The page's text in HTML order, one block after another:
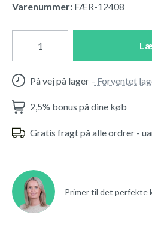
Varenummer: FÆR-12408
På vej på lager - Forventet
2,5% bonus på dine køb
Gratis fragt på alle ordrer -
Primer til det perfekte